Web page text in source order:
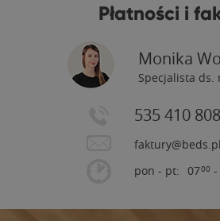
Płatności i
Monika
Specjalista ds.
535 410 808
faktury@beds.pl
pon - pt: 0700 -